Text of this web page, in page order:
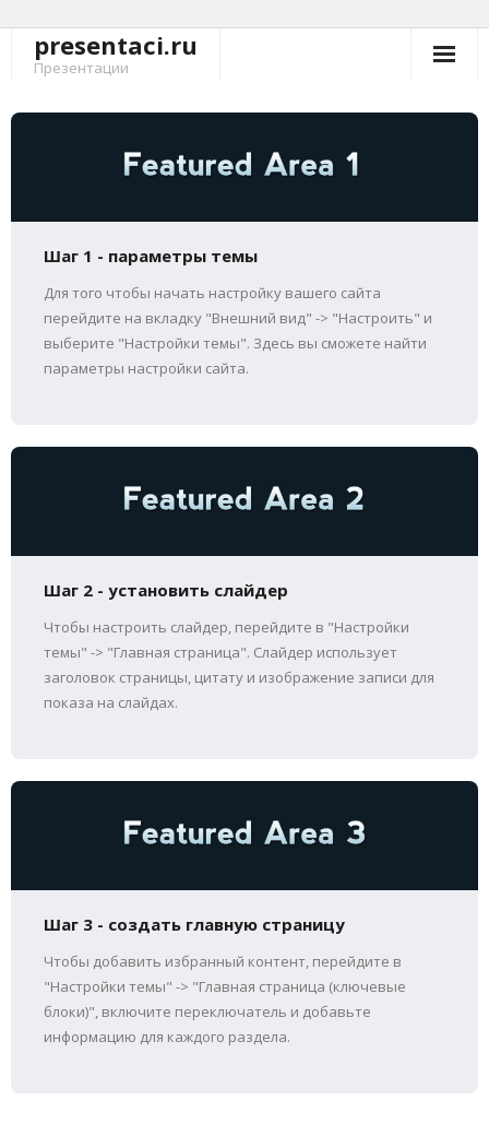
Перейтиpresentaci.ru
Презентации
Шаг 1 - параметры темы
Для того чтобы начать настройку вашего сайта
перейдите на вкладку "Внешний вид" -> "Настроить" и
выберите "Настройки темы". Здесь вы сможете найти
параметры настройки сайта.
Шаг 2 - установить слайдер
Чтобы настроить слайдер, перейдите в "Настройки
темы" -> "Главная страница". Слайдер использует
заголовок страницы, цитату и изображение записи для
показа на слайдах.
Шаг 3 - создать главную страницу
Чтобы добавить избранный контент, перейдите в
"Настройки темы" -> "Главная страница (ключевые
блоки)", включите переключатель и добавьте
информацию для каждого раздела.